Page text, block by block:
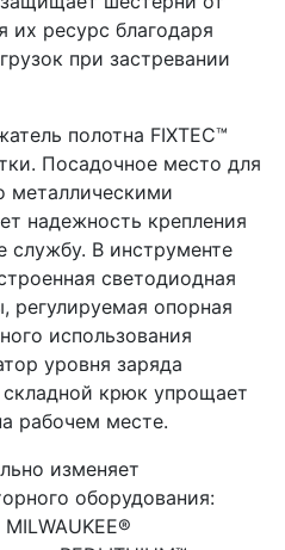
их ресурс благодаря
при застревании
полотна FIXTEC™
Посадочное место для
металлическими
надежность крепления
службу. В инструменте
светодиодная
регулируемая опорная
использования
уровня заряда
крюк упрощает
рабочем месте.
изменяет
оборудования: